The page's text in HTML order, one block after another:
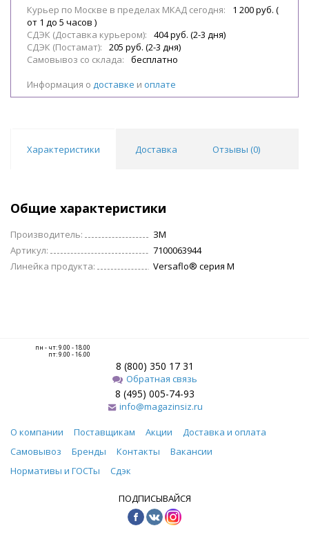
Курьер по Москве в пределах МКАД сегодня:
1 200 руб. (
от 1 до 5 часов )
СДЭК (Доставка курьером):
404 руб. (2-3 дня)
СДЭК (Постамат):
205 руб. (2-3 дня)
Самовывоз со склада:
бесплатно
Информация о доставке и оплате
Характеристики Доставка Отзывы (0)
Общие характеристики
Производитель:
ЗМ
Артикул:
7100063944
Линейка продукта:
Versaflo® серия М
пн - чт: 9.00 - 18.00
пт: 9.00 - 16.00
8 (800) 350 17 31
Обратная связь
8 (495) 005-74-93
info@magazinsiz.ru
О компании Поставщикам Акции
Доставка и оплата
Самовывоз
Бренды Контакты
Вакансии
Нормативы и ГОСТы
Сдэк
ПОДПИСЫВАЙСЯ